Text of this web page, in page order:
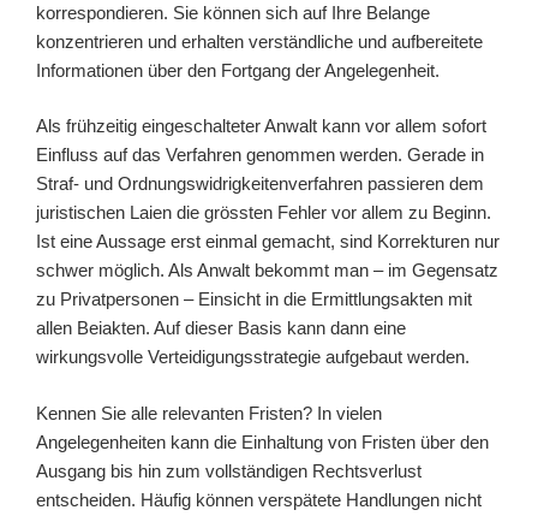
korrespondieren. Sie können sich auf Ihre Belange
konzentrieren und erhalten verständliche und aufbereitete
Informationen über den Fortgang der Angelegenheit.
Als frühzeitig eingeschalteter Anwalt kann vor allem sofort
Einfluss auf das Verfahren genommen werden. Gerade in
Straf- und Ordnungswidrigkeitenverfahren passieren dem
juristischen Laien die grössten Fehler vor allem zu Beginn.
Ist eine Aussage erst einmal gemacht, sind Korrekturen nur
schwer möglich. Als Anwalt bekommt man – im Gegensatz
zu Privatpersonen – Einsicht in die Ermittlungsakten mit
allen Beiakten. Auf dieser Basis kann dann eine
wirkungsvolle Verteidigungsstrategie aufgebaut werden.
Kennen Sie alle relevanten Fristen? In vielen
Angelegenheiten kann die Einhaltung von Fristen über den
Ausgang bis hin zum vollständigen Rechtsverlust
entscheiden. Häufig können verspätete Handlungen nicht